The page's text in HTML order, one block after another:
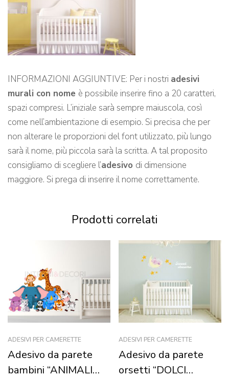
INFORMAZIONI AGGIUNTIVE: Per i nostri adesivi
murali con nome è possibile inserire fino a 20 caratteri,
spazi compresi. L’iniziale sarà sempre maiuscola, così
come nell’ambientazione di esempio. Si precisa che per
non alterare le proporzioni del font utilizzato, più lungo
sarà il nome, più piccola sarà la scritta. A tal proposito
consigliamo di scegliere l’adesivo di dimensione
maggiore. Si prega di inserire il nome correttamente.
Prodotti correlati
ADESIVI PER CAMERETTE
Adesivo da parete
bambini “ANIMALI
ADESIVI PER CAMERETTE
Adesivo da parete
orsetti “DOLCI